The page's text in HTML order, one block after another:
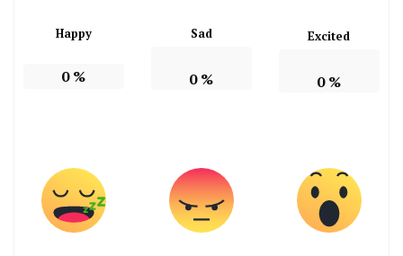
Happy
0%
Sad
0%
Excited
0%